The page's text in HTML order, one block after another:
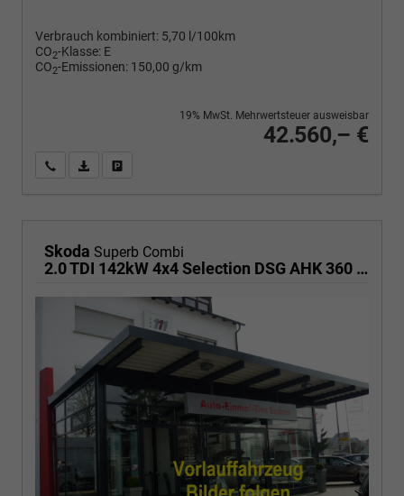
Verbrauch kombiniert: 5,70 l/100km
CO2-Klasse: E
CO2-Emissionen: 150,00 g/km
42.560,– €
19% MwSt. Mehrwertsteuer ausweisbar
Wir rufen Sie anPDF-Fahrzeugexposé drucken
Skoda Superb Combi
2.0 TDI 142kW 4x4 Selection DSG AHK 360 Head Up Pano